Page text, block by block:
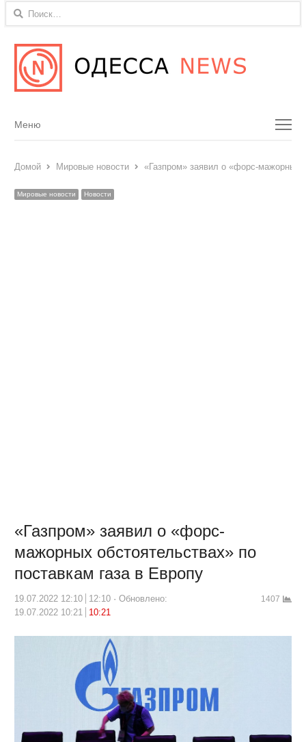
Найти:
Menu
Меню
Домой Мировые новости «Газпром» заявил о «форс-мажорных
Мировые новости Новости
«Газпром» заявил о «форс-
мажорных обстоятельствах» по
поставкам газа в Европу
19.07.2022 12:10 12:10
Обновлено:
19.07.2022 10:21
10:21
1407